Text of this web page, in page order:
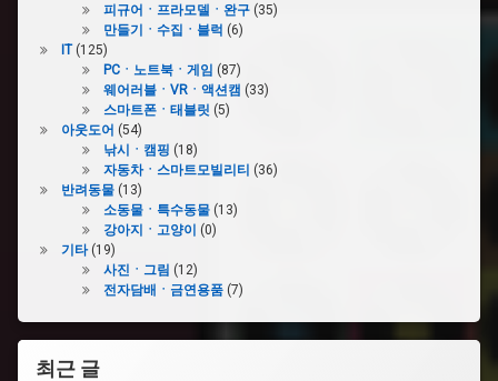
피규어ㆍ프라모델ㆍ완구(35)
만들기ㆍ수집ㆍ블럭 (6)
IT(125)
PCㆍ노트북ㆍ게임 (87)
웨어러블ㆍVRㆍ액션캠 (33)
스마트폰ㆍ태블릿 (5)
아웃도어 (54)
낚시ㆍ캠핑 (18)
자동차ㆍ스마트모빌리티 (36)
반려동물(13)
소동물ㆍ특수동물(13)
강아지ㆍ고양이
(0)
기타(19)
사진ㆍ그림 (12)
전자담배ㆍ금연용품(7)
최근 글